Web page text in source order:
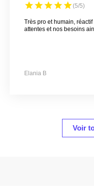
(5/5)
Très pro et humain,
attentes et nos besoins
Elania B
Voir